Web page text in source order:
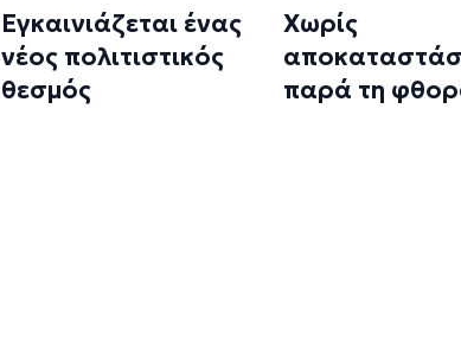
Εγκαινιάζεται ένας
νέος πολιτιστικός
θεσμός
Χωρίς
παρά τη